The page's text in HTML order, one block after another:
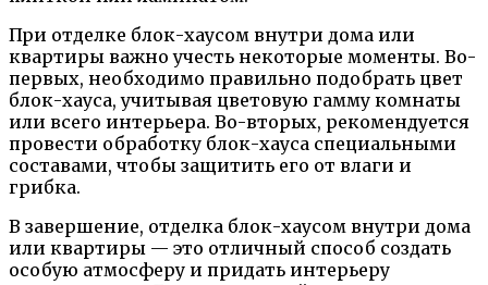
При отделке блок-хаусом внутри дома или
квартиры важно учесть некоторые моменты. Во-
первых, необходимо правильно подобрать цвет
блок-хауса, учитывая цветовую гамму комнаты
или всего интерьера. Во-вторых, рекомендуется
провести обработку блок-хауса специальными
составами, чтобы защитить его от влаги и
грибка.
В завершение, отделка блок-хаусом внутри дома
или квартиры — это отличный способ создать
особую атмосферу и придать интерьеру